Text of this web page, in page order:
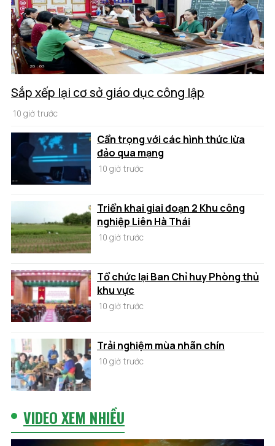
Sắp xếp lại cơ sở giáo dục công lập
10 giờ trước
Cẩn trọng với các hình thức lừa
đảo qua mạng
10 giờ trước
Triển khai giai đoạn 2 Khu công
nghiệp Liên Hà Thái
10 giờ trước
Tổ chức lại Ban Chỉ huy Phòng thủ
khu vực
10 giờ trước
Trải nghiệm mùa nhãn chín
10 giờ trước
VIDEO XEM NHIỀU